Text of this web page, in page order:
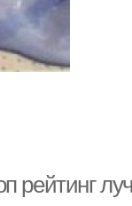
рейтинг